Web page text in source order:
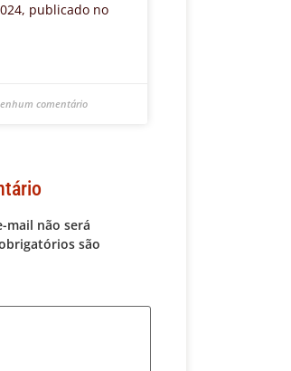
publicado no
comentário
mail não será
são